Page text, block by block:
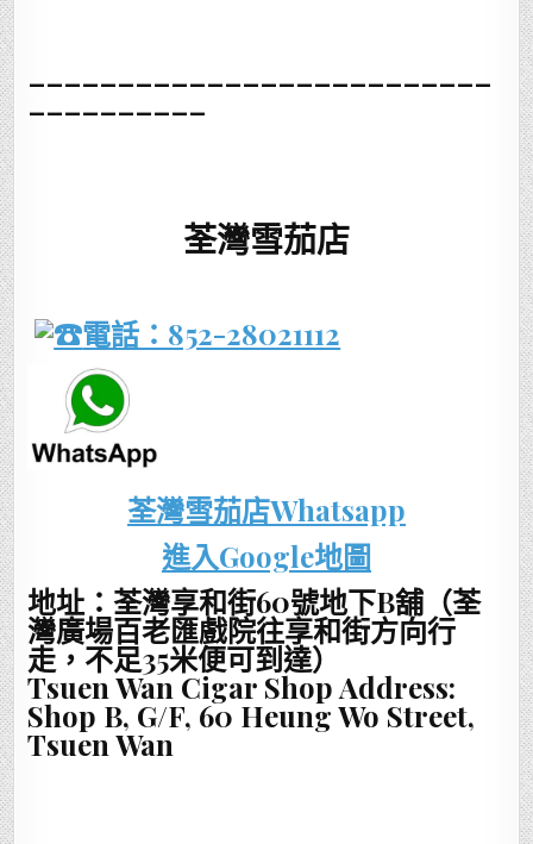
__________
荃灣雪茄店
電話：852-28021112
荃灣雪茄店Whatsapp
進入Google地圖
地址：荃灣享和街60號地下B舖（荃
灣廣場百老匯戲院往享和街方向行
走，不足35米便可到達）
Tsuen Wan Cigar Shop Address:
Shop B, G/F, 60 Heung Wo Street,
Tsuen Wan